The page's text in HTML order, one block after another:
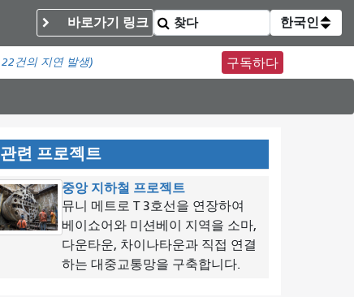
바로가기 링크 한국인
22건의 지연 발생) 구독하다
관련 프로젝트
중앙 지하철 프로젝트
뮤니 메트로 T 3호선을 연장하여
베이쇼어와 미션베이 지역을 소마,
다운타운, 차이나타운과 직접 연결
하는 대중교통망을 구축합니다.